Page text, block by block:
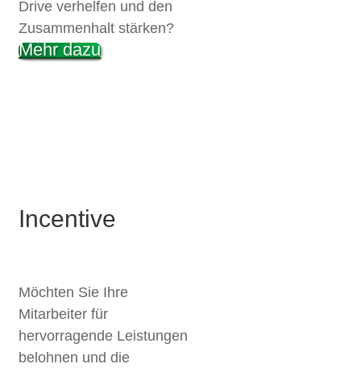
Drive verhelfen und den
Zusammenhalt stärken?
Mehr dazu
Incentive
Möchten Sie Ihre
Mitarbeiter für
hervorragende Leistungen
belohnen und die